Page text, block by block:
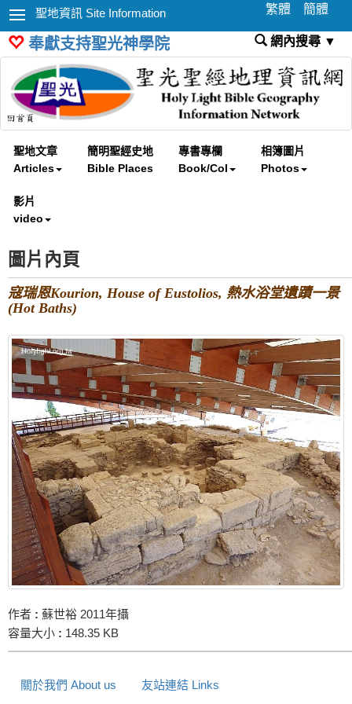
聖地資訊 Site Information 繁體 簡體
奉獻支持聖光神學院 網內搜尋 ▼
聖地文章
Articles
簡明聖經史地
Bible Places
專書專欄
Book/Col
相簿圖片
Photos
影片
video
圖片內頁
寇瑞恩Kourion, House of Eustolios, 熱水浴堂遺蹟一景
(Hot Baths)
作者 : 蘇世裕 2011年攝
容量大小 : 148.35 KB
關於我們 About us 友站連結 Links